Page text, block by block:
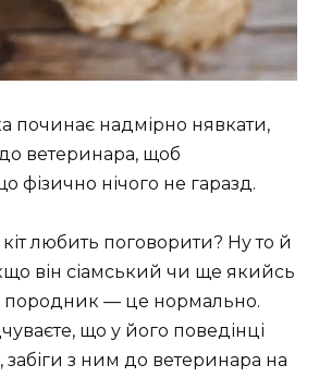
починає надмірно нявкати,
до ветеринара, щоб
фізично нічого не гаразд.
любить поговорити? Ну то й
він сіамський чи ще якийсь
породник — це нормально.
що у його поведінці
забіги з ним до ветеринара на